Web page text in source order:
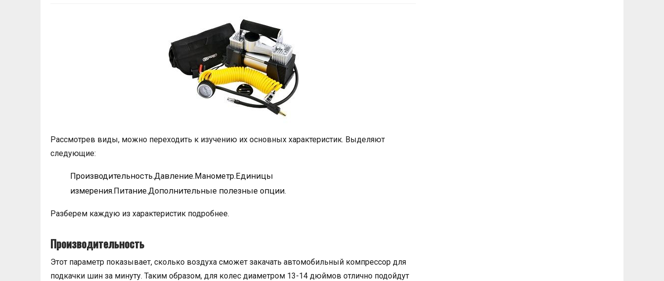
Рассмотрев виды, можно переходить к изучению их основных характеристик. Выделяют
следующие:
Производительность.Давление.Манометр.Единицы
измерения.Питание.Дополнительные полезные опции.
Разберем каждую из характеристик подробнее.
Производительность
Этот параметр показывает, сколько воздуха сможет закачать автомобильный компрессор для
подкачки шин за минуту. Таким образом, для колес диаметром 13-14 дюймов отлично подойдут